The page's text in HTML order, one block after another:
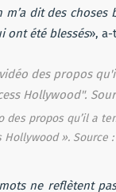
dit des
ont été blessés», a-
des propos qu’il a
Hollywood ». Source
ne reflètent